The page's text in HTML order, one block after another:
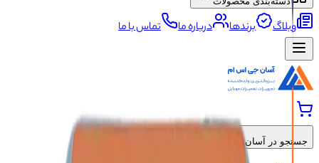
وبلاگ برندها درباره ما تماس با ما
جستجو در آسان جی‌اس‌ام